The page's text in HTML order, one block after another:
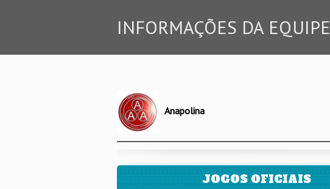
INFORMAÇÕES DA EQUIPE
Anapolina
JOGOS OFICIAIS